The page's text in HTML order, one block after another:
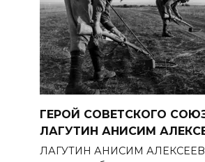
ГЕРОЙ СОВЕТСКОГО
ЛАГУТИН АНИСИМ
ЛАГУТИН АНИСИМ